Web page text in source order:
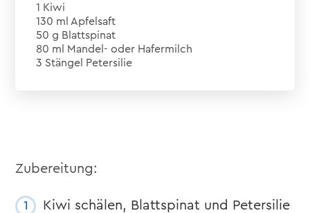
1 Kiwi
130 ml Apfelsaft
50 g Blattspinat
80 ml Mandel- oder Hafermilch
3 Stängel Petersilie
Zubereitung:
Kiwi schälen, Blattspinat und Petersilie